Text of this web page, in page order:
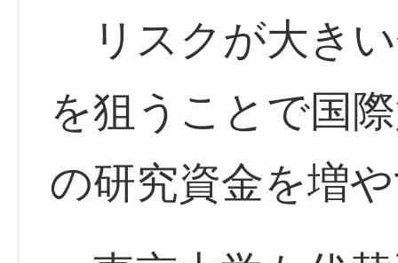
リスクが大き
を狙うことで国
の研究資金を増